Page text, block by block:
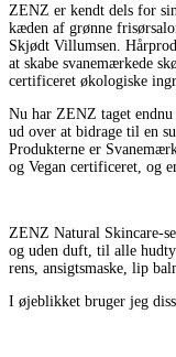
ZENZ er kendt dels for
kæden af grønne
Skjødt Villumsen.
at skabe svanemærkede
certificeret økologiske
Nu har ZENZ taget
ud over at bidrage til en
Produkterne er
og Vegan certificeret, og
ZENZ Natural Skincare-
og uden duft, til alle
rens, ansigtsmaske, lip
I øjeblikket bruger jeg